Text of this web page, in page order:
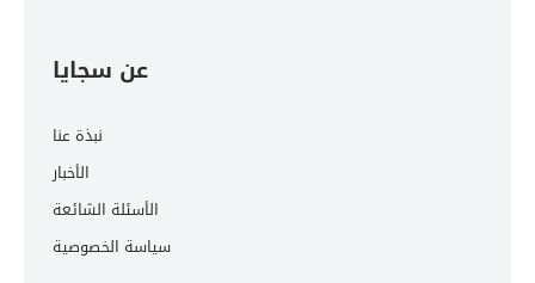
عن سجايا
نبذة عنا
الأخبار
الأسئلة الشائعة
سياسة الخصوصية